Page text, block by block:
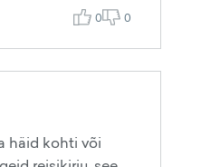
0 0
häid kohti või